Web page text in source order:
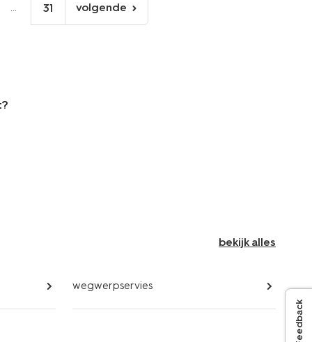
... 31
volgende
pagina
volgende
Feedback
bekijk alles
wegwerpservies